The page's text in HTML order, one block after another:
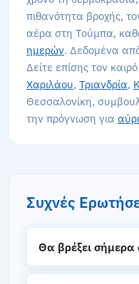
πιθανότητα βροχής,
αέρα στη Τούμπα,
ημερών. Δεδομένα
Δείτε επίσης τον
Χαριλάου, Τριανδρία,
Θεσσαλονίκη,
την πρόγνωση για
Συχνές
Θα βρέξει